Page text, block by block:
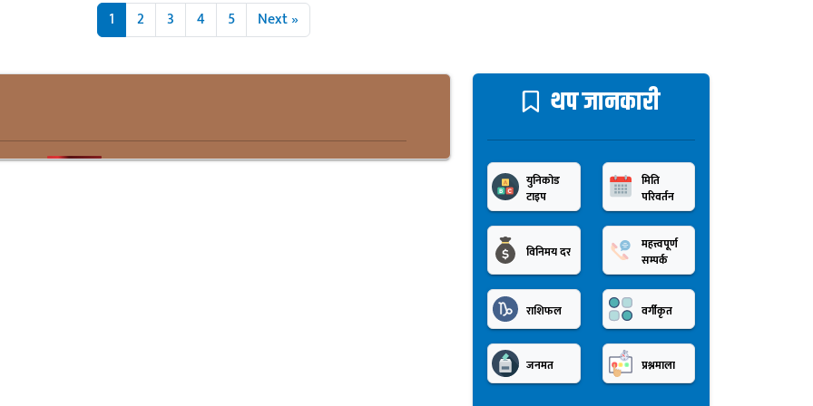
1 2 3 4 5 Next »
थप जानकारी
युनिकोड
टाइप
मिति
परिवर्तन
विनिमय दर
महत्त्वपूर्ण
सम्पर्क
राशिफल वर्गीकृत
जनमत प्रश्नमाला